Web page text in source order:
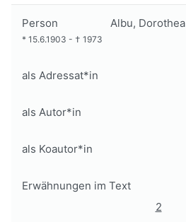
Person Albu, Dorothea
* 15.6.1903 - † 1973
als Adressat*in
als Autor*in
als Koautor*in
Erwähnungen im Text
2